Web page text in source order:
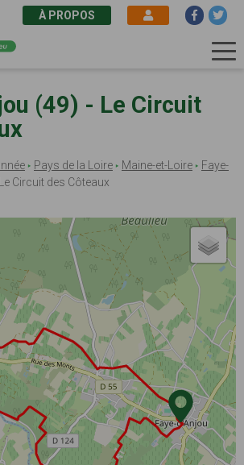
À PROPOS
(49) - Le Circuit
Pays de la Loire Maine-et-Loire
Faye-
Circuit des Côteaux